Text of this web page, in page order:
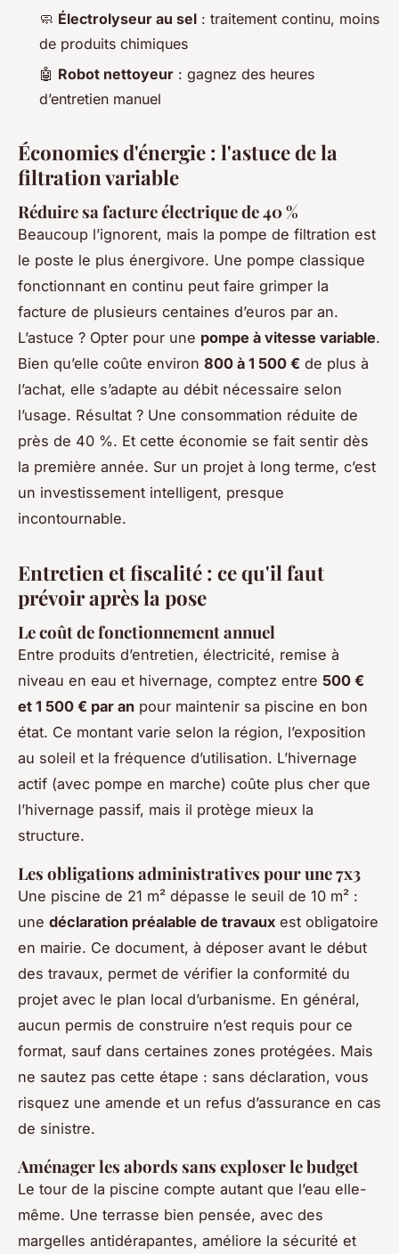
🧼 Électrolyseur au sel : traitement continu, moins
de produits chimiques
🤖 Robot nettoyeur : gagnez des heures
d’entretien manuel
Économies d'énergie : l'astuce de la
filtration variable
Réduire sa facture électrique de 40 %
Beaucoup l’ignorent, mais la pompe de filtration est
le poste le plus énergivore. Une pompe classique
fonctionnant en continu peut faire grimper la
facture de plusieurs centaines d’euros par an.
L’astuce ? Opter pour une pompe à vitesse variable.
Bien qu’elle coûte environ 800 à 1 500 € de plus à
l’achat, elle s’adapte au débit nécessaire selon
l’usage. Résultat ? Une consommation réduite de
près de 40 %. Et cette économie se fait sentir dès
la première année. Sur un projet à long terme, c’est
un investissement intelligent, presque
incontournable.
Entretien et fiscalité : ce qu'il faut
prévoir après la pose
Le coût de fonctionnement annuel
Entre produits d’entretien, électricité, remise à
niveau en eau et hivernage, comptez entre 500 €
et 1 500 € par an pour maintenir sa piscine en bon
état. Ce montant varie selon la région, l’exposition
au soleil et la fréquence d’utilisation. L’hivernage
actif (avec pompe en marche) coûte plus cher que
l’hivernage passif, mais il protège mieux la
structure.
Les obligations administratives pour une 7x3
Une piscine de 21 m² dépasse le seuil de 10 m² :
une déclaration préalable de travaux est obligatoire
en mairie. Ce document, à déposer avant le début
des travaux, permet de vérifier la conformité du
projet avec le plan local d’urbanisme. En général,
aucun permis de construire n’est requis pour ce
format, sauf dans certaines zones protégées. Mais
ne sautez pas cette étape : sans déclaration, vous
risquez une amende et un refus d’assurance en cas
de sinistre.
Aménager les abords sans exploser le budget
Le tour de la piscine compte autant que l’eau elle-
même. Une terrasse bien pensée, avec des
margelles antidérapantes, améliore la sécurité et